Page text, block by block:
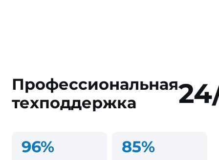
Профессиональная
техподдержка
96% 85%